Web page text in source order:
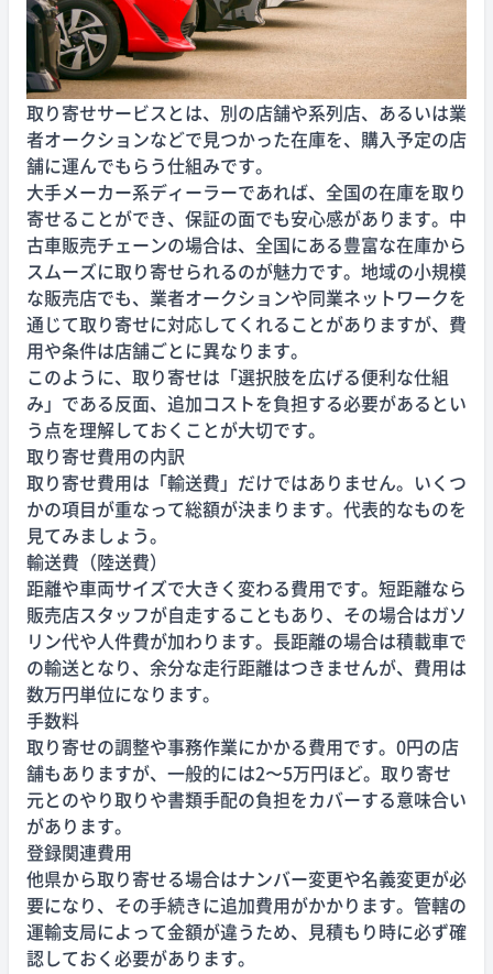
取り寄せサービスとは、別の店舗や系列店、あるいは業
者オークションなどで見つかった在庫を、購入予定の店
舗に運んでもらう仕組みです。
大手メーカー系ディーラーであれば、全国の在庫を取り
寄せることができ、保証の面でも安心感があります。中
古車販売チェーンの場合は、全国にある豊富な在庫から
スムーズに取り寄せられるのが魅力です。地域の小規模
な販売店でも、業者オークションや同業ネットワークを
通じて取り寄せに対応してくれることがありますが、費
用や条件は店舗ごとに異なります。
このように、取り寄せは「選択肢を広げる便利な仕組
み」である反面、追加コストを負担する必要があるとい
う点を理解しておくことが大切です。
取り寄せ費用の内訳
取り寄せ費用は「輸送費」だけではありません。いくつ
かの項目が重なって総額が決まります。代表的なものを
見てみましょう。
輸送費（陸送費）
距離や車両サイズで大きく変わる費用です。短距離なら
販売店スタッフが自走することもあり、その場合はガソ
リン代や人件費が加わります。長距離の場合は積載車で
の輸送となり、余分な走行距離はつきませんが、費用は
数万円単位になります。
手数料
取り寄せの調整や事務作業にかかる費用です。0円の店
舗もありますが、一般的には2〜5万円ほど。取り寄せ
元とのやり取りや書類手配の負担をカバーする意味合い
があります。
登録関連費用
他県から取り寄せる場合はナンバー変更や名義変更が必
要になり、その手続きに追加費用がかかります。管轄の
運輸支局によって金額が違うため、見積もり時に必ず確
認しておく必要があります。